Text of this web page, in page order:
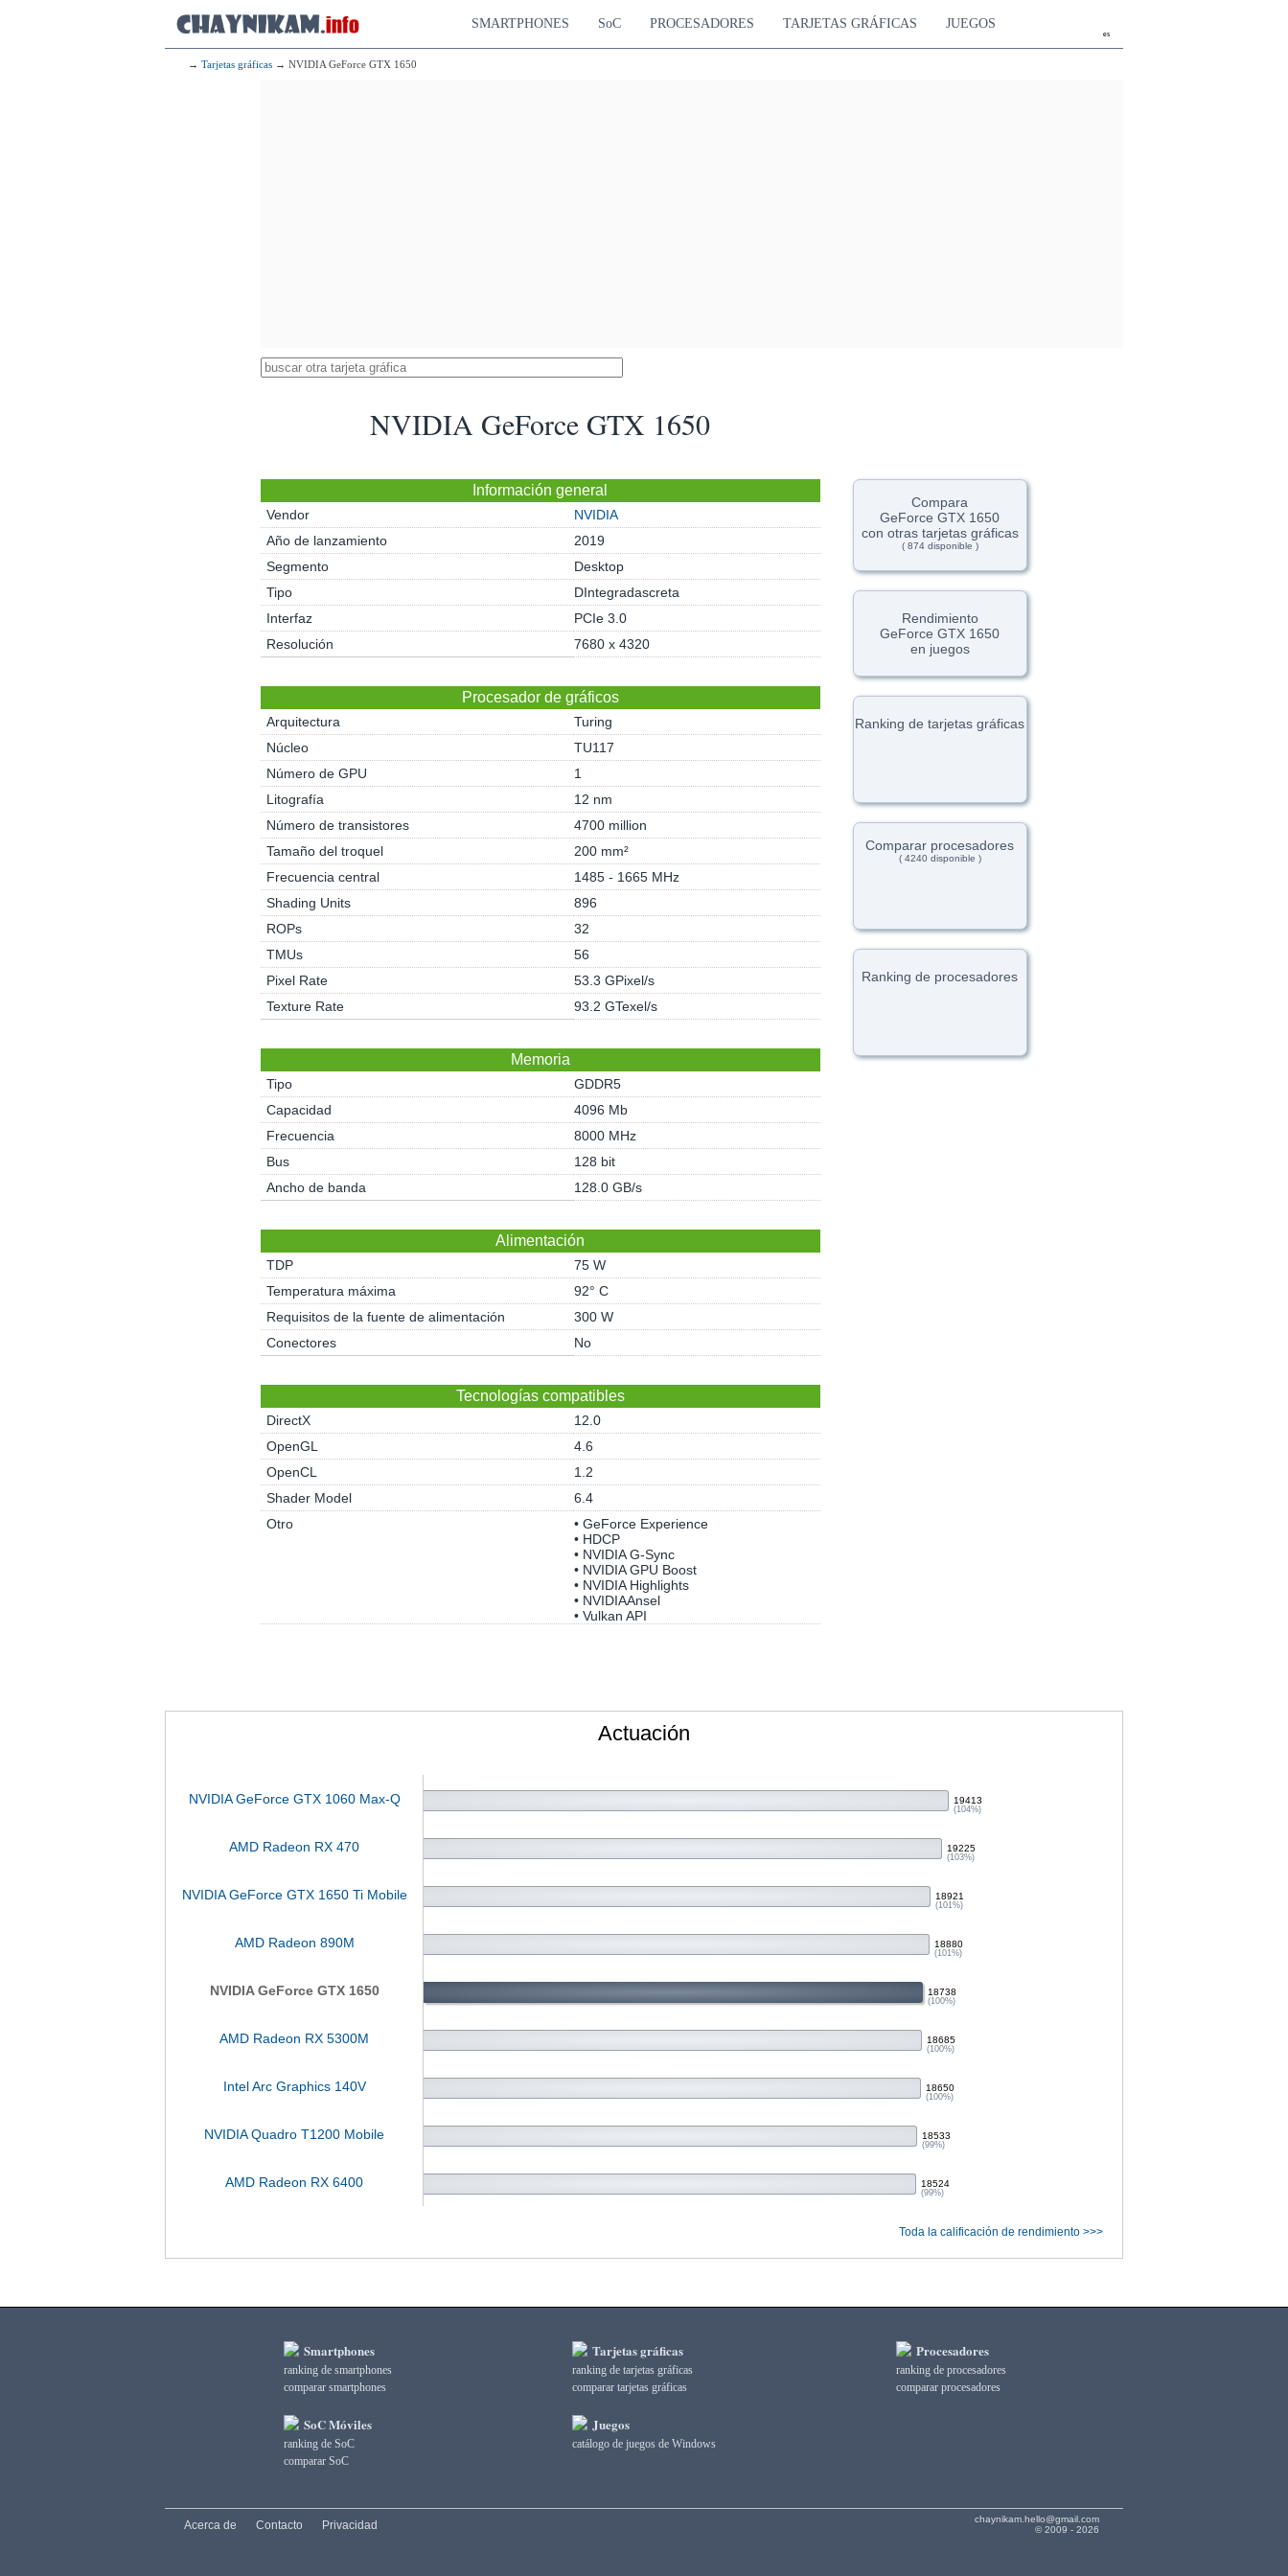
es
SMARTPHONES SoC PROCESADORES TARJETAS GRÁFICAS JUEGOS
→ Tarjetas gráficas → NVIDIA GeForce GTX 1650
NVIDIA GeForce GTX 1650
Información general
Vendor
NVIDIA
Año de lanzamiento
2019
Segmento
Desktop
Tipo
DIntegradascreta
Interfaz
PCIe 3.0
Resolución
7680 x 4320
Procesador de gráficos
Arquitectura
Turing
Núcleo
TU117
Número de GPU
1
Litografía
12 nm
Número de transistores
4700 million
Tamaño del troquel
200 mm²
Frecuencia central
1485 - 1665 MHz
Shading Units
896
ROPs
32
TMUs
56
Pixel Rate
53.3 GPixel/s
Texture Rate
93.2 GTexel/s
Memoria
Tipo
GDDR5
Capacidad
4096 Mb
Frecuencia
8000 MHz
Bus
128 bit
Ancho de banda
128.0 GB/s
Alimentación
TDP
75 W
Temperatura máxima
92° C
Requisitos de la fuente de alimentación
300 W
Conectores
No
Tecnologías compatibles
DirectX
12.0
OpenGL
4.6
OpenCL
1.2
Shader Model
6.4
Otro
• GeForce Experience
• HDCP
• NVIDIA G-Sync
• NVIDIA GPU Boost
• NVIDIA Highlights
• NVIDIAAnsel
• Vulkan API
Compara
GeForce GTX 1650
con otras tarjetas gráficas
( 874 disponible )
Rendimiento
GeForce GTX 1650
en juegos
Ranking de tarjetas gráficas
Comparar procesadores
( 4240 disponible )
Ranking de procesadores
Actuación
NVIDIA GeForce GTX 1060 Max-Q 19413
(104%)
AMD Radeon RX 470 19225
(103%)
NVIDIA GeForce GTX 1650 Ti Mobile 18921
(101%)
AMD Radeon 890M 18880
(101%)
NVIDIA GeForce GTX 1650 18738
(100%)
AMD Radeon RX 5300M 18685
(100%)
Intel Arc Graphics 140V 18650
(100%)
NVIDIA Quadro T1200 Mobile 18533
(99%)
AMD Radeon RX 6400 18524
(99%)
Toda la calificación de rendimiento >>>
Smartphones
ranking de smartphones
comparar smartphones
SoC Móviles
ranking de SoC
comparar SoC
Tarjetas gráficas
ranking de tarjetas gráficas
comparar tarjetas gráficas
Juegos
catálogo de juegos de Windows
Procesadores
ranking de procesadores
comparar procesadores
chaynikam.hello@gmail.com
© 2009 - 2026
Acerca de Contacto Privacidad